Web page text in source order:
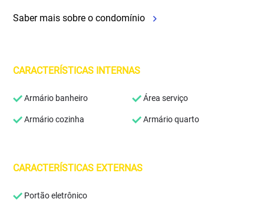
Saber mais sobre o condomínio
CARACTERÍSTICAS INTERNAS
Armário banheiro Área serviço
Armário cozinha Armário quarto
CARACTERÍSTICAS EXTERNAS
Portão eletrônico